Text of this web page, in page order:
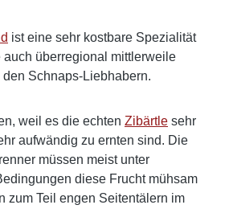
ist eine sehr kostbare Spezialität
auch überregional mittlerweile
Schnaps-Liebhabern.
weil es die echten Zibärtle sehr
aufwändig zu ernten sind. Die
müssen meist unter
diese Frucht mühsam
zum Teil engen Seitentälern im